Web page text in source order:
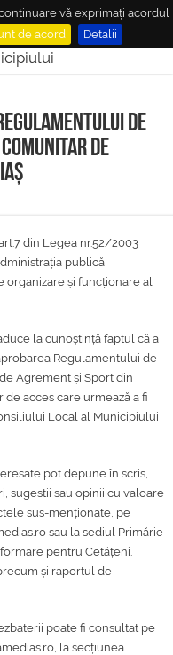
vă exprimați acordul
de acord Detalii
de
de
din Legea nr.52/2003
publică,
organizare și funcționare al
la cunoștință faptul că a
Regulamentului de
Agrement și Sport din
de acces care urmează a fi
Local al Municipiului
pot depune în scris,
sugestii sau opinii cu valoare
sus-menționate, pe
sau la sediul Primărie
pentru Cetățeni.
și raportul de
poate fi consultat pe
la secțiunea